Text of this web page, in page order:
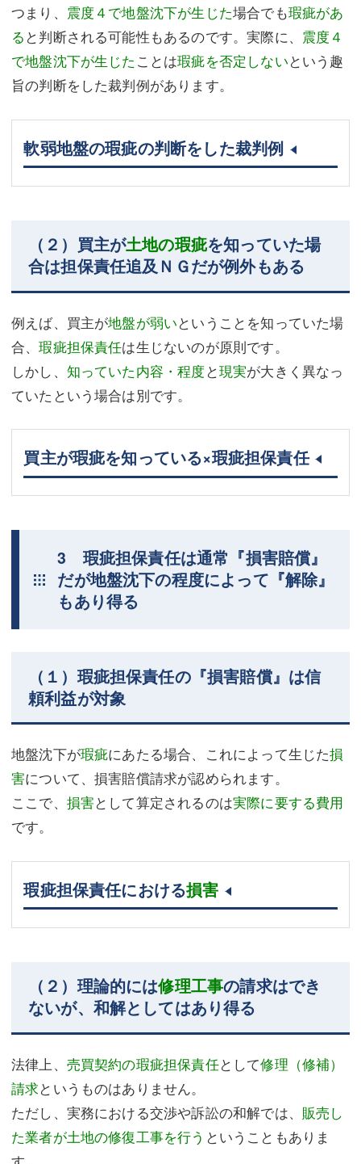
つまり、 震度４で地盤沈下が生じた場合でも瑕疵があ
る と判断される可能性もあるのです。実際に、 震度４
で地盤沈下が生じた ことは瑕疵を否定しないという趣
旨の判断をした裁判例があります。
軟弱地盤の瑕疵の判断をした裁判例
（２）買主が土地の瑕疵を知っていた場
合は担保責任追及ＮＧだが例外もある
例えば、買主が地盤が弱いということを知っていた場
合、瑕疵担保責任は生じないのが原則です。
しかし、 知っていた内容・程度と現実が大きく異なっ
ていたという場合は別です。
買主が瑕疵を知っている×瑕疵担保責任
3 瑕疵担保責任は通常『損害賠償』
だが地盤沈下の程度によって『解除』
もあり得る
（１）瑕疵担保責任の『損害賠償』は信
頼利益が対象
地盤沈下が瑕疵にあたる場合、これによって生じた損
害について、損害賠償請求が認められます。
ここで、 損害として算定されるのは実際に要する費用
です。
瑕疵担保責任における損害
（２）理論的には修理工事の請求はでき
ないが、和解としてはあり得る
法律上、 売買契約の瑕疵担保責任として修理（修補）
請求というものはありません。
ただし、実務における交渉や訴訟の和解では、 販売し
た業者が土地の修復工事を行う ということもありま